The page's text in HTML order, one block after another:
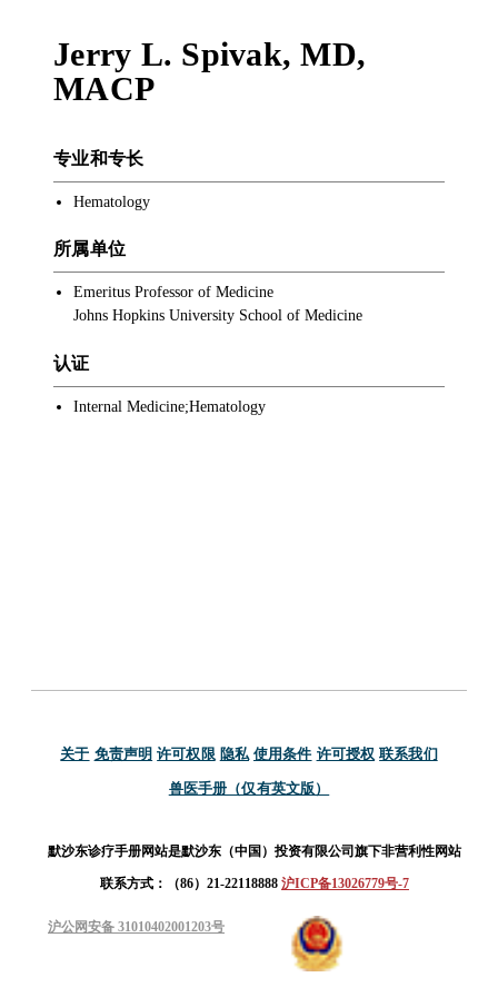
Jerry L. Spivak, MD,
MACP
专业和专长
Hematology
所属单位
Emeritus Professor of Medicine
Johns Hopkins University School of Medicine
认证
Internal Medicine;Hematology
关于 免责声明 许可权限 隐私 使用条件 许可授权 联系我们
兽医手册（仅有英文版）
默沙东诊疗手册网站是默沙东（中国）投资有限公司旗下非营利性网站
联系方式：（86）21-22118888 沪ICP备13026779号-7
沪公网安备 31010402001203号